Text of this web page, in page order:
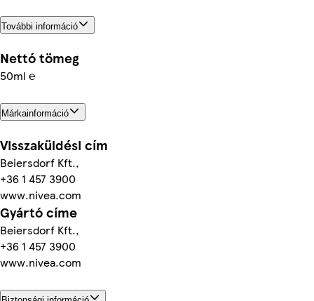
További információ
Nettó tömeg
50ml ℮
Márkainformáció
Visszaküldési cím
Beiersdorf Kft.,
+36 1 457 3900
www.nivea.com
Gyártó címe
Beiersdorf Kft.,
+36 1 457 3900
www.nivea.com